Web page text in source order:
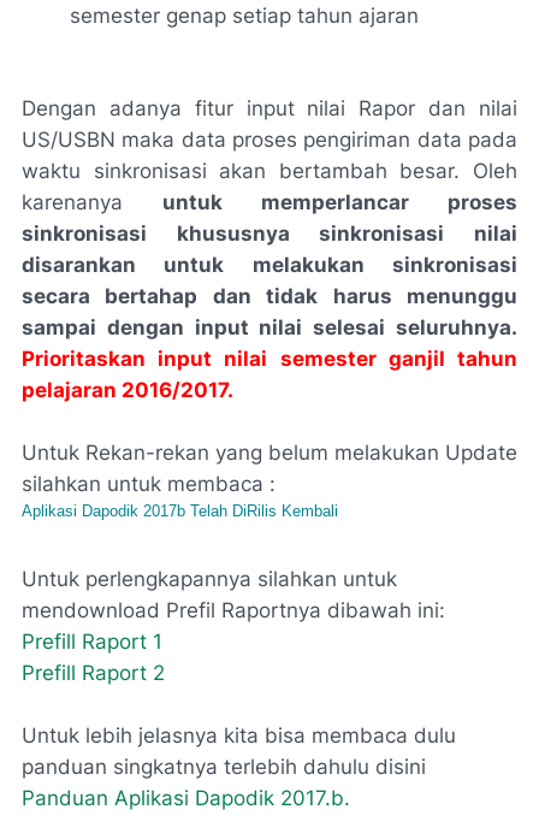
semester genap setiap tahun ajaran
Dengan adanya fitur input nilai Rapor dan nilai
US/USBN maka data proses pengiriman data pada
waktu sinkronisasi akan bertambah besar. Oleh
karenanya untuk memperlancar proses
sinkronisasi khususnya sinkronisasi nilai
disarankan untuk melakukan sinkronisasi
secara bertahap dan tidak harus menunggu
sampai dengan input nilai selesai seluruhnya.
Prioritaskan input nilai semester ganjil tahun
pelajaran 2016/2017.
Untuk Rekan-rekan yang belum melakukan Update
silahkan untuk membaca :
Aplikasi Dapodik 2017b Telah DiRilis Kembali
Untuk perlengkapannya silahkan untuk
mendownload Prefil Raportnya dibawah ini:
Prefill Raport 1
Prefill Raport 2
Untuk lebih jelasnya kita bisa membaca dulu
panduan singkatnya terlebih dahulu disini
Panduan Aplikasi Dapodik 2017.b.